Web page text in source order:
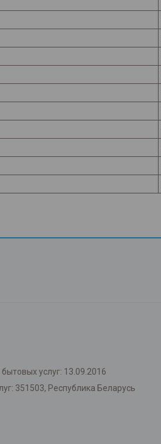
услуг: 13.09.2016
351503, Республика Беларусь